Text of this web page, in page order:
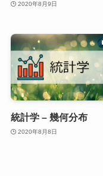
2020年8月9日
統計学 – 幾何分布
2020年8月8日